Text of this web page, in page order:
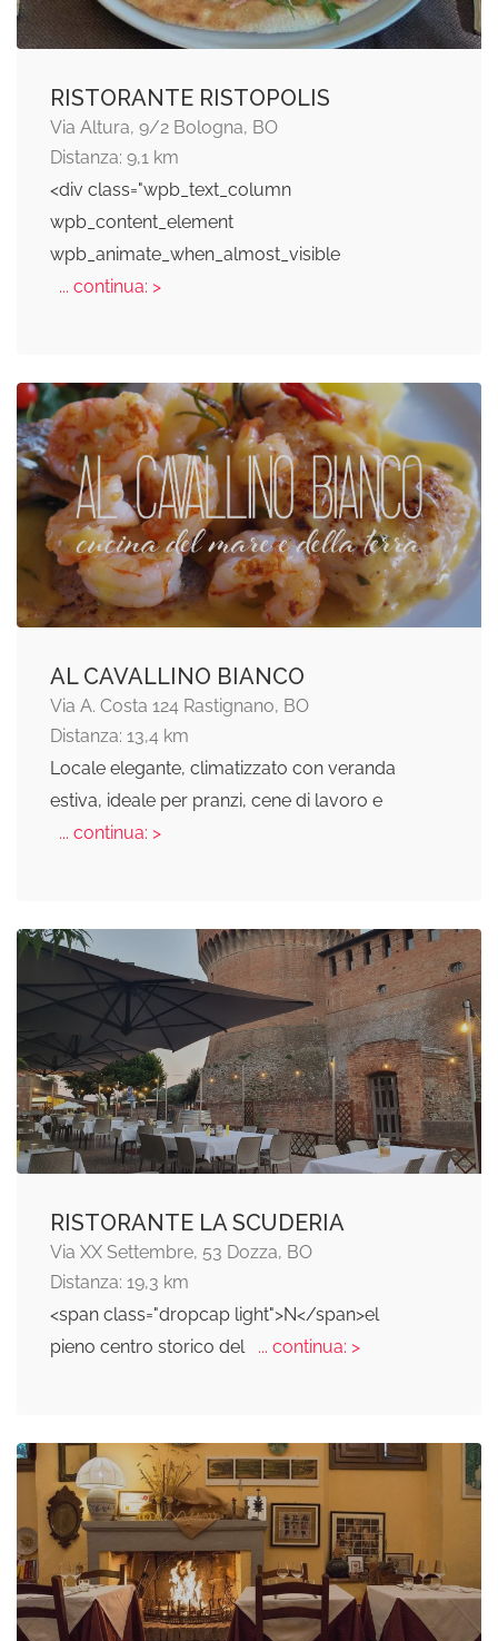
RISTORANTE RISTOPOLIS
Via Altura, 9/2 Bologna, BO
Distanza: 9,1 km
<div class="wpb_text_column
wpb_content_element
wpb_animate_when_almost_visible
... continua: >
AL CAVALLINO BIANCO
Via A. Costa 124 Rastignano, BO
Distanza: 13,4 km
Locale elegante, climatizzato con veranda
estiva, ideale per pranzi, cene di lavoro e
... continua: >
RISTORANTE LA SCUDERIA
Via XX Settembre, 53 Dozza, BO
Distanza: 19,3 km
<span class="dropcap light">N</span>el
pieno centro storico del
... continua: >